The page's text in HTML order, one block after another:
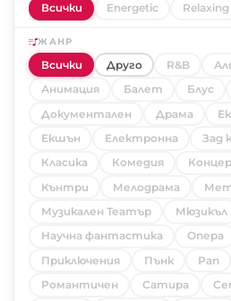
Всички Energetic Relaxing
ЖАНР
Всички Друго R&B
Анимация
Балет Блус
Документален
Драма
Екшън
Електронна Зад
Класика
Комедия
Кънтри
Мелодрама
Музикален Театър
Мюзикъл
Научна фантастика
Опера
Приключения
Пънк Рап
Романтичен
Сатира